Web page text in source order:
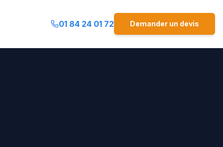
01 84 24 01 72 Demander un devis